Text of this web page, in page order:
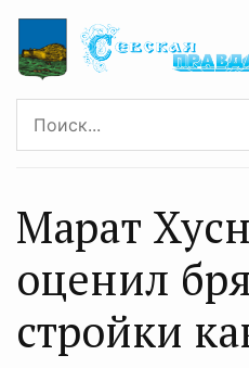
Марат
оценил
стройки